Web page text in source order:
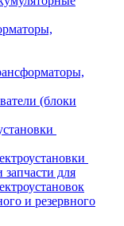
(блоки
для
и резервного